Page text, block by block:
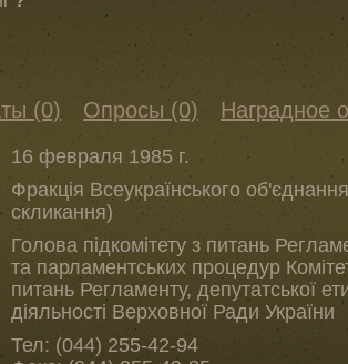
(0) Опросы (0) Наградное
16 февраля 1985 г.
Фракція Всеукраїнського
скликання)
Голова підкомітету з питань
та парламентських процедур
питань Регламенту, депутатської
діяльності Верховної Ради України
Тел: (044) 255-42-94